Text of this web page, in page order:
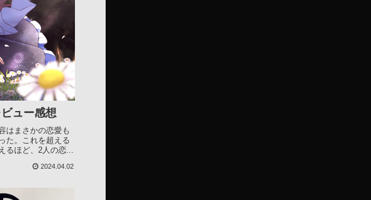
ュー感想
はまさかの恋愛も
た。これを超える
るほど、2人の恋...
2024.04.02